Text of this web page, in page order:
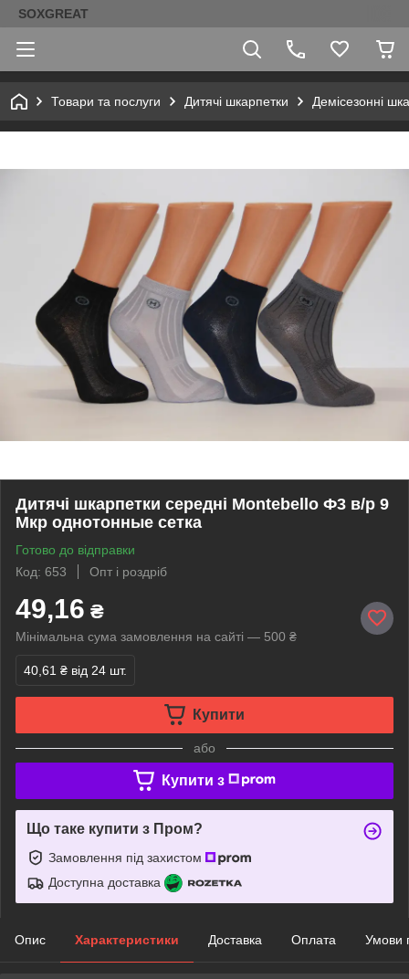
SOXGREAT
Товари та послуги Дитячі шкарпетки Демісезонні
Дитячі шкарпетки середні Montebello Ф3 в/р 9
Мкр однотонные сетка
Готово до відправки
Код: 653
Опт і роздріб
49,16 ₴
Мінімальна сума замовлення на сайті — 500 ₴
40,61 ₴ від 24 шт.
Купити
або
Купити з
Що таке купити з Пром?
Замовлення під захистом
Доступна доставка
Опис Характеристики Доставка Оплата Умови